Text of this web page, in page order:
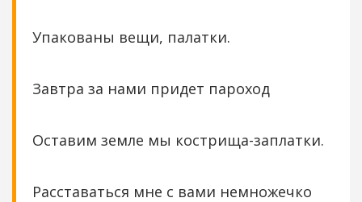
Упакованы вещи, палатки.
Завтра за нами придет пароход
Оставим земле мы кострища-заплатки.
Расставаться мне с вами немножечко